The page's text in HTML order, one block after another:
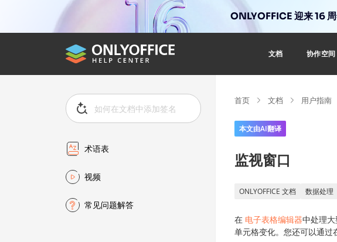
ONLYOFFICE 迎来 16 周
文档 协作空间
术语表
视频
常见问题解答
首页 文档 用户指南
本文由AI翻译
监视窗口
ONLYOFFICE 文档 数据处理
在 电子表格编辑器中处理大
单元格变化。您还可以通过